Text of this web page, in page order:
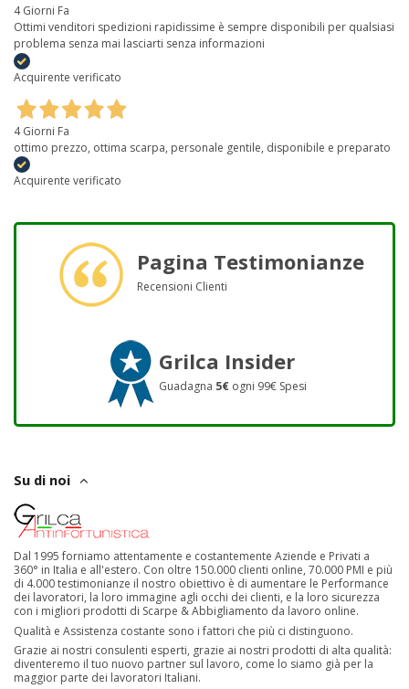
4 Giorni Fa
Ottimi venditori spedizioni rapidissime è sempre disponibili per qualsiasi
problema senza mai lasciarti senza informazioni
Acquirente verificato
4 Giorni Fa
ottimo prezzo, ottima scarpa, personale gentile, disponibile e preparato
Acquirente verificato
Pagina Testimonianze
Recensioni Clienti
Grilca Insider
Guadagna 5€ ogni 99€ Spesi
Su di noi
Dal 1995 forniamo attentamente e costantemente Aziende e Privati a
360° in Italia e all'estero. Con oltre 150.000 clienti online, 70.000 PMI e più
di 4.000 testimonianze il nostro obiettivo è di aumentare le Performance
dei lavoratori, la loro immagine agli occhi dei clienti, e la loro sicurezza
con i migliori prodotti di Scarpe & Abbigliamento da lavoro online.
Qualità e Assistenza costante sono i fattori che più ci distinguono.
Grazie ai nostri consulenti esperti, grazie ai nostri prodotti di alta qualità:
diventeremo il tuo nuovo partner sul lavoro, come lo siamo già per la
maggior parte dei lavoratori Italiani.